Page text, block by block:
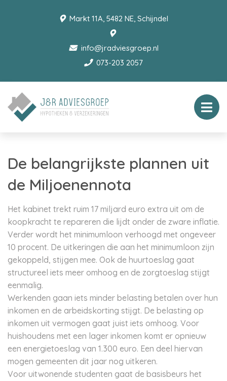
Markt 11A, 5482 NE, Schijndel
info@jradviesgroep.nl
073-203 2057
De belangrijkste plannen uit
de Miljoenennota
Het kabinet trekt ruim 17 miljard euro extra uit om de
koopkracht te repareren die lijdt onder de zware inflatie.
Verder wordt het minimumloon verhoogd met ongeveer
10 procent. De uitkeringen die aan het minimumloon zijn
gekoppeld, stijgen mee. Ook de huurtoeslag gaat
structureel iets meer omhoog en de zorgtoeslag stijgt
eenmalig.
Werkenden gaan iets minder belasting betalen over hun
inkomen en de arbeidskorting stijgt. De belasting op
inkomen uit vermogen gaat juist iets omhoog. Voor
huishoudens met een lager inkomen komt er opnieuw
een energietoeslag van 1.300 euro. Een deel hiervan
mogen gemeenten dit jaar nog uitkeren.
Voor uitwonende studenten gaat de basisbeurs het